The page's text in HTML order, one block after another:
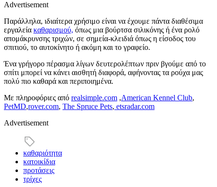
Advertisement
Παράλληλα, ιδιαίτερα χρήσιμο είναι να έχουμε πάντα διαθέσιμα
εργαλεία καθαρισμού, όπως μια βούρτσα σιλικόνης ή ένα ρολό
απομάκρυνσης τριχών, σε σημεία-κλειδιά όπως η είσοδος του
σπιτιού, το αυτοκίνητο ή ακόμη και το γραφείο.
Ένα γρήγορο πέρασμα λίγων δευτερολέπτων πριν βγούμε από το
σπίτι μπορεί να κάνει αισθητή διαφορά, αφήνοντας τα ρούχα μας
πολύ πιο καθαρά και περιποιημένα.
Με πληροφόριες από realsimple.com ,American Kennel Club,
PetMD,rover.com, The Spruce Pets, etsradar.com
Advertisement
καθαριότητα
κατοικίδια
προτάσεις
τρίχες